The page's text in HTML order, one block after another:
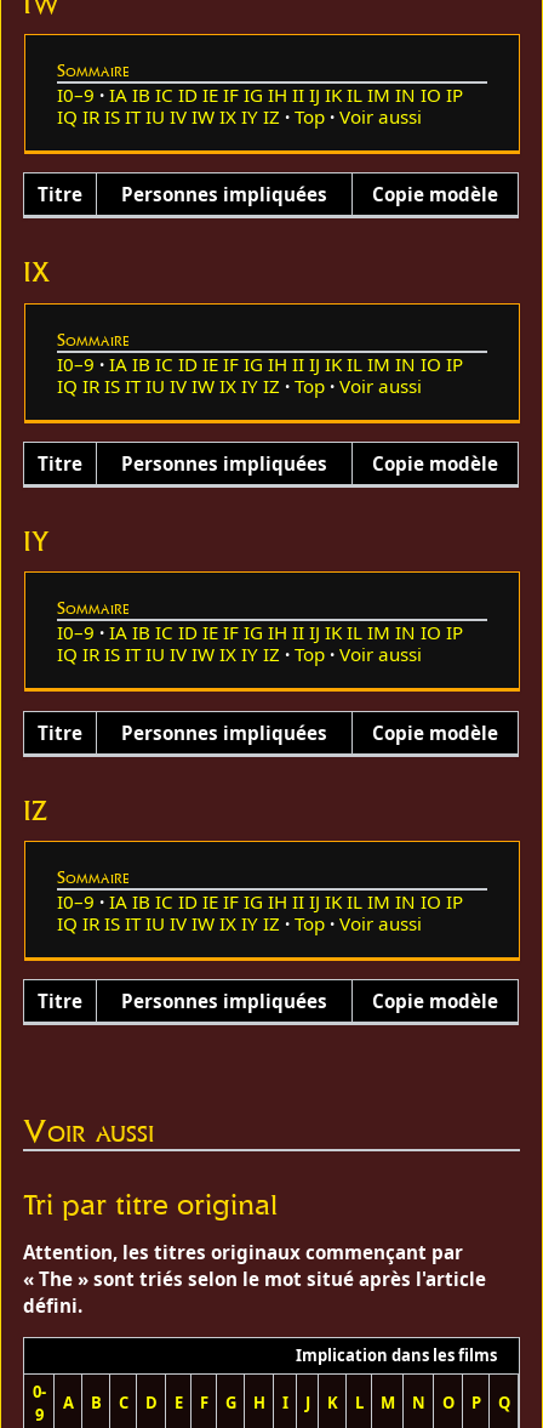
Sommaire
I0–9 IA IB IC ID IE IF IG IH II IJ IK IL IM IN IO IP
IQ IR IS IT IU IV IW IX IY IZ Top Voir aussi
Titre Personnes impliquées Copie modèle
IX
Sommaire
I0–9 IA IB IC ID IE IF IG IH II IJ IK IL IM IN IO IP
IQ IR IS IT IU IV IW IX IY IZ Top Voir aussi
Titre Personnes impliquées Copie modèle
IY
Sommaire
I0–9 IA IB IC ID IE IF IG IH II IJ IK IL IM IN IO IP
IQ IR IS IT IU IV IW IX IY IZ Top Voir aussi
Titre Personnes impliquées Copie modèle
IZ
Sommaire
I0–9 IA IB IC ID IE IF IG IH II IJ IK IL IM IN IO IP
IQ IR IS IT IU IV IW IX IY IZ Top Voir aussi
Titre Personnes impliquées Copie modèle
Voir aussi
Tri par titre original
Attention, les titres originaux commençant par
« The » sont triés selon le mot situé après l'article
défini.
Implication dans les films
0-
9
A B C D E F G H I J K L M N O P Q